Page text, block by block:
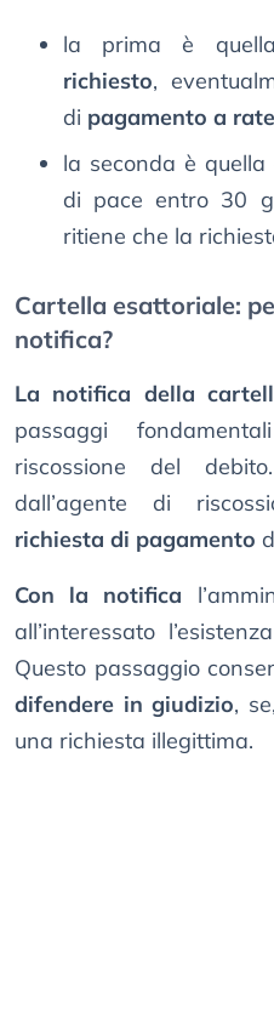
la prima è
richiesto,
di pagamento a rate
la seconda è
di pace entro 30
ritiene che la
Cartella esattoriale:
notifica?
La notifica della
passaggi
riscossione del
dall’agente di
richiesta di pagamento
Con la notifica
all’interessato
Questo passaggio
difendere in giudizio,
una richiesta illegittima.